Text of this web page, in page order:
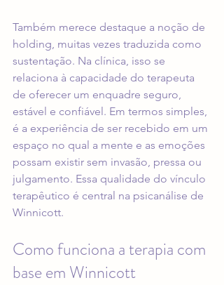
Também merece destaque a noção de
holding, muitas vezes traduzida como
sustentação. Na clínica, isso se
relaciona à capacidade do terapeuta
de oferecer um enquadre seguro,
estável e confiável. Em termos simples,
é a experiência de ser recebido em um
espaço no qual a mente e as emoções
possam existir sem invasão, pressa ou
julgamento. Essa qualidade do vínculo
terapêutico é central na psicanálise de
Winnicott.
Como funciona a terapia com
base em Winnicott